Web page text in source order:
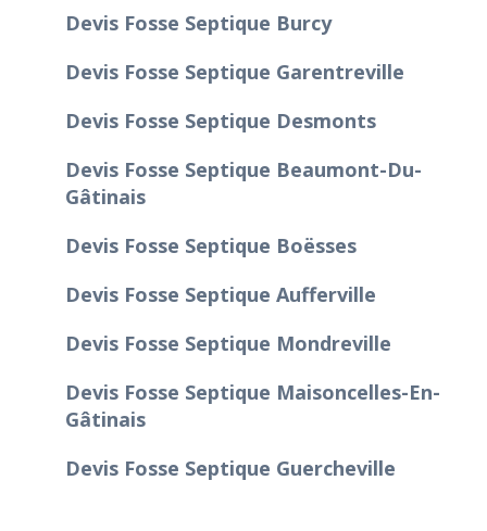
Devis Fosse Septique Burcy
Devis Fosse Septique Garentreville
Devis Fosse Septique Desmonts
Devis Fosse Septique Beaumont-Du-
Gâtinais
Devis Fosse Septique Boësses
Devis Fosse Septique Aufferville
Devis Fosse Septique Mondreville
Devis Fosse Septique Maisoncelles-En-
Gâtinais
Devis Fosse Septique Guercheville